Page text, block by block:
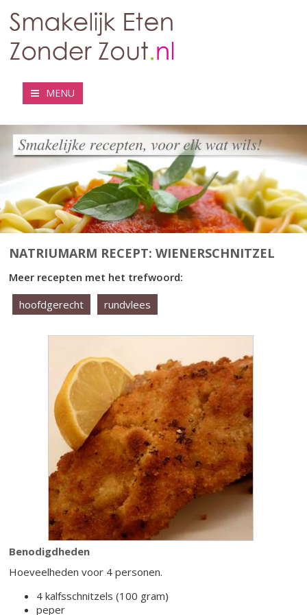
MENU
NATRIUMARM RECEPT: WIENERSCHNITZEL
Meer recepten met het trefwoord:
hoofdgerecht
rundvlees
Benodigdheden
Hoeveelheden voor 4 personen.
4 kalfsschnitzels (100 gram)
peper